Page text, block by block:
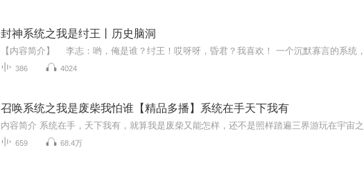
封神系统之我是纣王丨历史脑洞
386 4024
召唤系统之我是废柴我怕谁【精品多播】系统在手天下我有
659 68.4万